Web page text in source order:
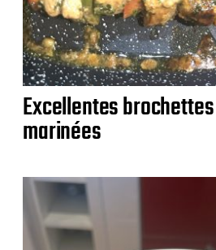
Excellentes
marinées